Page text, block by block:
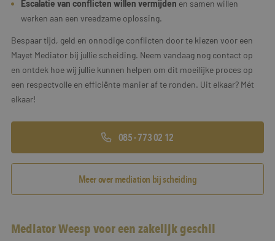
Escalatie van conflicten willen vermijden en samen willen
werken aan een vreedzame oplossing.
Bespaar tijd, geld en onnodige conflicten door te kiezen voor een
Mayet Mediator bij jullie scheiding. Neem vandaag nog contact op
en ontdek hoe wij jullie kunnen helpen om dit moeilijke proces op
een respectvolle en efficiënte manier af te ronden. Uit elkaar? Mét
elkaar!
085 - 773 02 12
Meer over mediation bij scheiding
Mediator Weesp voor een zakelijk geschil